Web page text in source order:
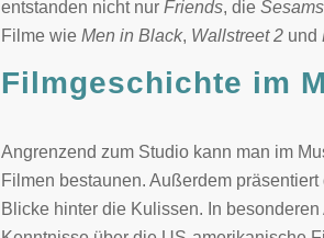
entstanden nicht nur Friends, die
Filme wie Men in Black, Wallstreet 2 und
Filmgeschichte im
Angrenzend zum Studio kann man im
Filmen bestaunen. Außerdem
Blicke hinter die Kulissen. In